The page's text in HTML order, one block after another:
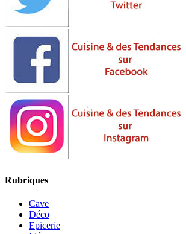
Rubriques
Cave
Déco
Epicerie